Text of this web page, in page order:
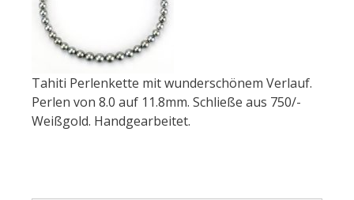
Tahiti Perlenkette mit wunderschönem Verlauf.
Perlen von 8.0 auf 11.8mm. Schließe aus 750/-
Weißgold. Handgearbeitet.